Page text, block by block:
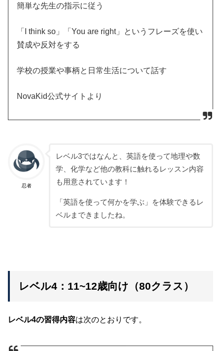
簡単な先生の指示に従う
「I think so」「You are right」というフレーズを使い
賛成や反対をする
学校の授業や事柄と日常生活について話す
NovaKid公式サイトより
忍者
レベル3ではなんと、英語を使って地理や数
学、化学など他の教科に触れるレッスン内容
も用意されています！
「英語を使って何かを学ぶ」を体験できるレ
ベルまできましたね。
レベル4：11~12歳向け（80クラス）
レベル4の習得内容は次のとおりです。